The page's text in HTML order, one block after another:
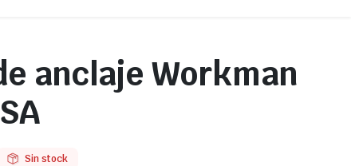
anclaje Workman
Sin stock